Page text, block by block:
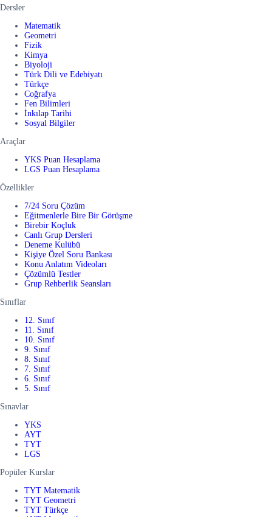
Dersler
Matematik
Geometri
Fizik
Kimya
Biyoloji
Türk Dili ve Edebiyatı
Türkçe
Coğrafya
Fen Bilimleri
İnkılap Tarihi
Sosyal Bilgiler
Araçlar
YKS Puan Hesaplama
LGS Puan Hesaplama
Özellikler
7/24 Soru Çözüm
Eğitmenlerle Bire Bir Görüşme
Birebir Koçluk
Canlı Grup Dersleri
Deneme Kulübü
Kişiye Özel Soru Bankası
Konu Anlatım Videoları
Çözümlü Testler
Grup Rehberlik Seansları
Sınıflar
12. Sınıf
11. Sınıf
10. Sınıf
9. Sınıf
8. Sınıf
7. Sınıf
6. Sınıf
5. Sınıf
Sınavlar
YKS
AYT
TYT
LGS
Popüler Kurslar
TYT Matematik
TYT Geometri
TYT Türkçe